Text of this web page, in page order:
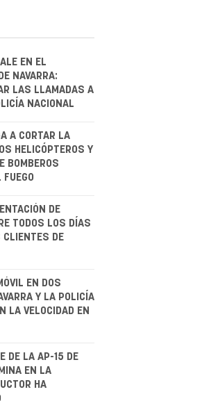
EN EL
NAVARRA:
LAS LLAMADAS A
NACIONAL
A CORTAR LA
HELICÓPTEROS Y
BOMBEROS
FUEGO
DE
TODOS LOS DÍAS
CLIENTES DE
EN DOS
Y LA POLICÍA
LA VELOCIDAD EN
DE LA AP-15 DE
EN LA
HA